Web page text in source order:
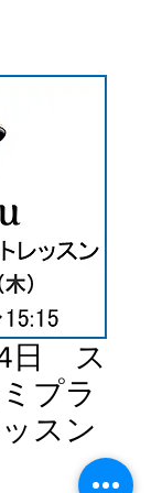
日 ス
プラ
スン